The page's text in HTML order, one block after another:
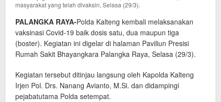
masyarakat yang telah divaksin, Selasa (29/3).
PALANGKA RAYA-Polda Kalteng kembali melaksanakan
vaksinasi Covid-19 baik dosis satu, dua maupun tiga
(boster). Kegiatan ini digelar di halaman Paviliun Presisi
Rumah Sakit Bhayangkara Palangka Raya, Selasa (29/3).
Kegiatan tersebut ditinjau langsung oleh Kapolda Kalteng
Irjen Pol. Drs. Nanang Avianto, M.Si. dan didampingi
pejabatutama Polda setempat.